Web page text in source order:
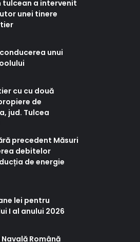
tulcean a intervenit
unei tinere
unui
cu cu două
de
jud. Tulcea
precedent Măsuri
debitelor
de energie
lei pentru
I al anului 2026
Română